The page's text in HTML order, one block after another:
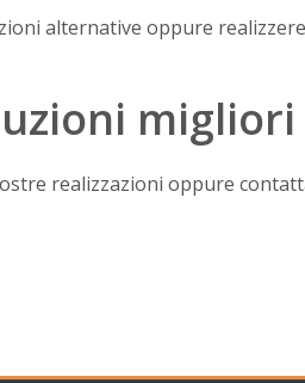
alternative oppure
realizzazioni oppure